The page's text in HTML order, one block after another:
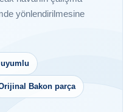
yönlendirilmesine
Bakon parça